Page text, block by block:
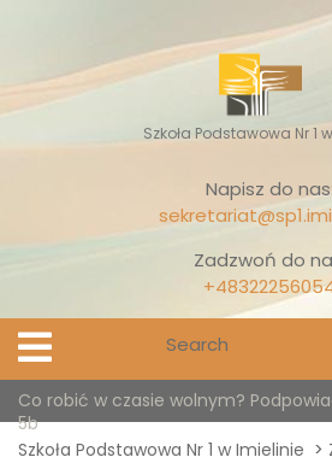
content
Szkoła Podstawowa Nr 1
Napisz do nas:
Zadzwoń do
Open
Menu
Co robić w czasie wolnym?
5b
Szkoła Podstawowa Nr 1 w Imielinie >